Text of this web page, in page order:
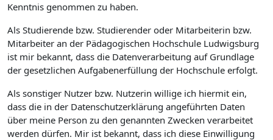
Kenntnis genommen zu haben.
Als Studierende bzw. Studierender oder Mitarbeiterin bzw.
Mitarbeiter an der Pädagogischen Hochschule Ludwigsburg
ist mir bekannt, dass die Datenverarbeitung auf Grundlage
der gesetzlichen Aufgabenerfüllung der Hochschule erfolgt.
Als sonstiger Nutzer bzw. Nutzerin willige ich hiermit ein,
dass die in der Datenschutzerklärung angeführten Daten
über meine Person zu den genannten Zwecken verarbeitet
werden dürfen. Mir ist bekannt, dass ich diese Einwilligung